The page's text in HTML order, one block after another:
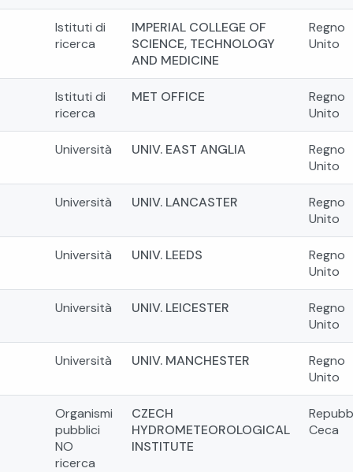
Istituti di
ricerca
IMPERIAL COLLEGE OF
SCIENCE, TECHNOLOGY
AND MEDICINE
Regno
Unito
Istituti di
ricerca
MET OFFICE
Regno
Unito
Università UNIV. EAST ANGLIA
Regno
Unito
Università UNIV. LANCASTER
Regno
Unito
Università UNIV. LEEDS
Regno
Unito
Università UNIV. LEICESTER
Regno
Unito
Università UNIV. MANCHESTER
Regno
Unito
Organismi
pubblici
NO
ricerca
CZECH
HYDROMETEOROLOGICAL
INSTITUTE
Ceca